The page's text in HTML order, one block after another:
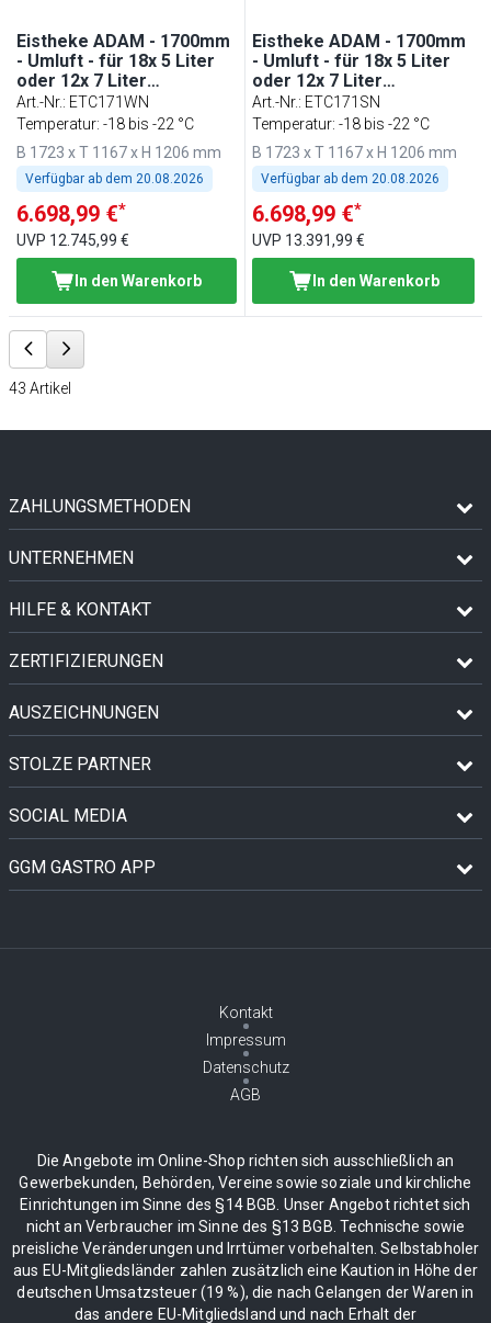
Eistheke ADAM - 1700mm
- Umluft - für 18x 5 Liter
oder 12x 7 Liter
Eisbehälter - Weiß
Art.-Nr.: ETC171WN
Temperatur: -18 bis -22 °C
B 1723 x T 1167 x H 1206 mm
Verfügbar ab dem 20.08.2026
6.698,99 €*
UVP 12.745,99 €
In den Warenkorb
Eistheke ADAM - 1700mm
- Umluft - für 18x 5 Liter
oder 12x 7 Liter
Eisbehälter - Schwarz
Art.-Nr.: ETC171SN
Temperatur: -18 bis -22 °C
B 1723 x T 1167 x H 1206 mm
Verfügbar ab dem20.08.2026
6.698,99 €*
UVP 13.391,99 €
In den Warenkorb
43 Artikel
ZAHLUNGSMETHODEN
UNTERNEHMEN
HILFE & KONTAKT
ZERTIFIZIERUNGEN
AUSZEICHNUNGEN
STOLZE PARTNER
SOCIAL MEDIA
GGM GASTRO APP
Kontakt
Impressum
Datenschutz
AGB
Die Angebote im Online-Shop richten sich ausschließlich an
Gewerbekunden, Behörden, Vereine sowie soziale und kirchliche
Einrichtungen im Sinne des §14 BGB. Unser Angebot richtet sich
nicht an Verbraucher im Sinne des §13 BGB. Technische sowie
preisliche Veränderungen und Irrtümer vorbehalten. Selbstabholer
aus EU-Mitgliedsländer zahlen zusätzlich eine Kaution in Höhe der
deutschen Umsatzsteuer (19 %), die nach Gelangen der Waren in
das andere EU-Mitgliedsland und nach Erhalt der